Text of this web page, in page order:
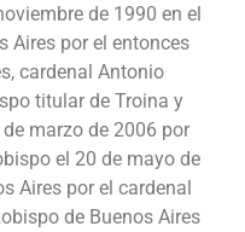
de 1990 en el
Aires por el entonces
cardenal Antonio
titular de Troina y
marzo de 2006 por
el 20 de mayo de
Aires por el cardenal
de Buenos Aires